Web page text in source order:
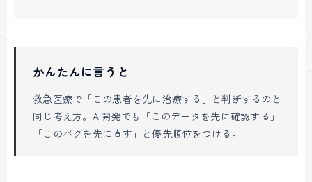
かんたんに言うと
救急医療で「この患者を先に治療する」と判断するのと
同じ考え方。AI開発でも「このデータを先に確認する」
「このバグを先に直す」と優先順位をつける。